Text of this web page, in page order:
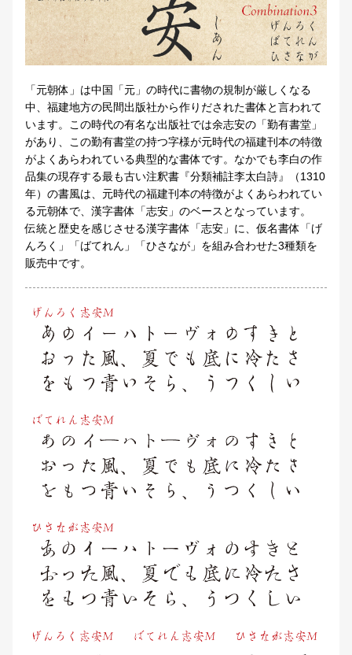
「元朝体」は中国「元」の時代に書物の規制が厳しくなる
中、福建地方の民間出版社から作りだされた書体と言われて
います。この時代の有名な出版社では余志安の「勤有書堂」
があり、この勤有書堂の持つ字様が元時代の福建刊本の特徴
がよくあらわれている典型的な書体です。なかでも李白の作
品集の現存する最も古い注釈書『分類補註李太白詩』（1310
年）の書風は、元時代の福建刊本の特徴がよくあらわれてい
る元朝体で、漢字書体「志安」のベースとなっています。
伝統と歴史を感じさせる漢字書体「志安」に、仮名書体「げ
んろく」「ばてれん」「ひさなが」を組み合わせた3種類を
販売中です。